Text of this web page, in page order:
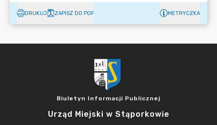
DRUKUJ ZAPISZ DO PDF METRYCZKA
Biuletyn Informacji Publicznej
Urząd Miejski w Stąporkowie